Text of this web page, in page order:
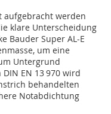
aufgebracht werden
klare Unterscheidung
Bauder Super AL-E
um eine
Untergrund
EN 13 970 wird
behandelten
Notabdichtung